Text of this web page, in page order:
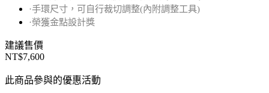
·手環尺寸，可自行裁切調整(內附調整工具)
·榮獲金點設計獎
建議售價
NT$7,600
此商品參與的優惠活動